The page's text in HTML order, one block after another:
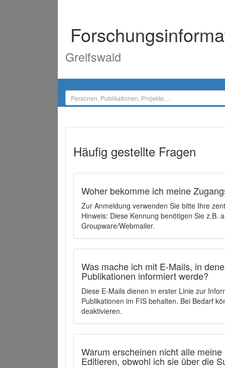
Greifswald
Häufig gestellte Fragen
Woher bekomme ich meine
Zur Anmeldung verwenden Sie bitte Ihre
Hinweis: Diese Kennung benötigen Sie z.B.
Groupware/Webmailer.
Was mache ich mit E-Mails, in
Publikationen informiert werde?
Diese E-Mails dienen in erster Linie zur
Publikationen im FIS behalten. Bei Bedarf
deaktivieren.
Warum erscheinen nicht alle
Editieren, obwohl ich sie über die